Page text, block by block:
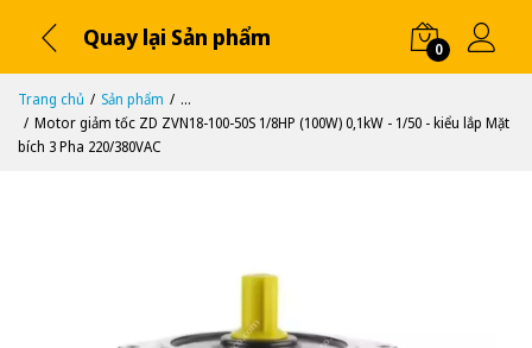
Quay lại Sản phẩm 0
Trang chủ Sản phẩm
...
Motor giảm tốc ZD ZVN18-100-50S 1/8HP (100W) 0,1kW - 1/50 - kiểu lắp Mặt
bích 3 Pha 220/380VAC